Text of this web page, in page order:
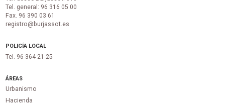
Tel. general: 96 316 05 00
Fax. 96 390 03 61
registro@burjassot.es
POLICÍA LOCAL
Tel. 96 364 21 25
ÁREAS
Urbanismo
Hacienda